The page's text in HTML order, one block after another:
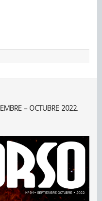
– OCTUBRE 2022.